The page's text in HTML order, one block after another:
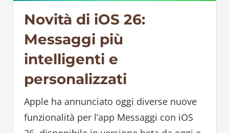
Novità di iOS 26:
Messaggi più
intelligenti e
personalizzati
Apple ha annunciato oggi diverse nuove
funzionalità per l’app Messaggi con iOS